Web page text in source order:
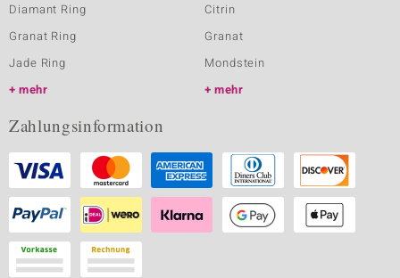
Diamant Ring
Granat Ring
Jade Ring
mehr
Citrin
Granat
Mondstein
mehr
Zahlungsinformation